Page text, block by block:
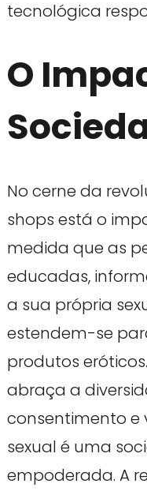
tecnológica
O
No cerne da
shops está o
medida que as
educadas,
a sua própria
estendem-se
produtos
abraça a
consentimento e
sexual é uma
empoderada. A